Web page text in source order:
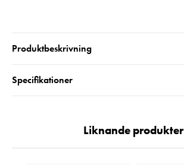
Produktbeskrivning
Specifikationer
Liknande produkter